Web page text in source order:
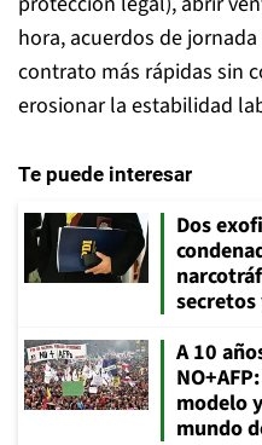
hora, acuerdos de
contrato más rápidas sin
erosionar la estabilidad
Te puede interesar
Dos
A 10
modelo
mundo